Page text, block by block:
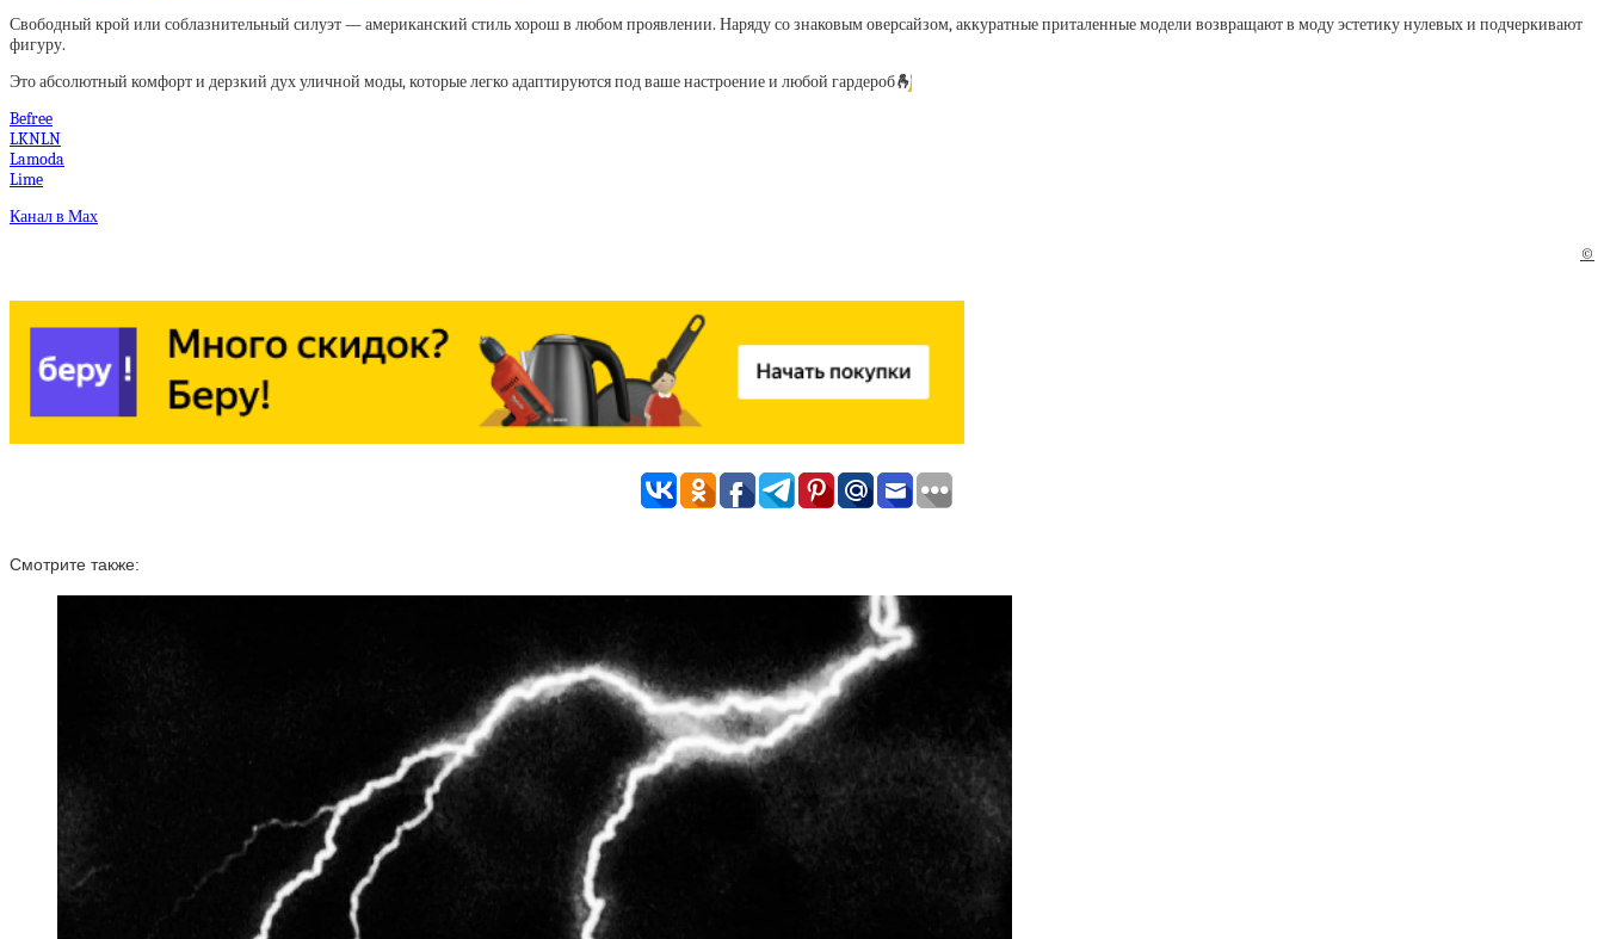
Свободный крой или соблазнительный силуэт — американский стиль хорош в любом проявлении. Наряду со знаковым оверсайзом, аккуратные приталенные модели возвращают в моду эстетику нулевых и подчеркивают
фигуру.
Это абсолютный комфорт и дерзкий дух уличной моды, которые легко адаптируются под ваше настроение и любой гардероб🫰
Befree
LKNLN
Lamoda
Lime
Канал в Мах
©
Смотрите также: